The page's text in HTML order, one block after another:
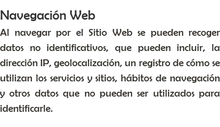
Navegación Web
Al navegar por el Sitio Web se pueden recoger
datos no identificativos, que pueden incluir, la
dirección IP, geolocalización, un registro de cómo se
utilizan los servicios y sitios, hábitos de navegación
y otros datos que no pueden ser utilizados para
identificarle.